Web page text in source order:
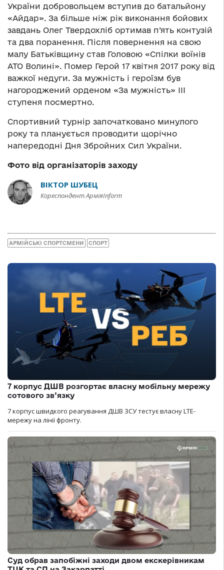
України добровольцем вступив до батальйону
«Айдар». За більше ніж рік виконання бойових
завдань Олег Твердохліб ортимав п’ять контузій
та два поранення. Після повернення на свою
малу Батьківщину став Головою «Спілки воїнів
АТО Волині». Помер Герой 17 квітня 2017 року від
важкої недуги. За мужність і героїзм був
нагороджений орденом «За мужність» III
ступеня посмертно.
Спортивний турнір започатковано минулого
року та планується проводити щорічно
напередодні Дня Збройних Сил України.
Фото від організаторів заходу
ВІКТОР ШУБЕЦ
Кореспондент АрміяInform
АРМІЙСЬКІ СПОРТСМЕНИ СПОРТ
7 корпус ДШВ розгортає власну мобільну мережу
сотового зв’язку
7 корпус швидкого реагування ДШВ ЗСУ тестує власну LTE-
мережу на лінії фронту.
Суд обрав запобіжні заходи двом екскерівникам